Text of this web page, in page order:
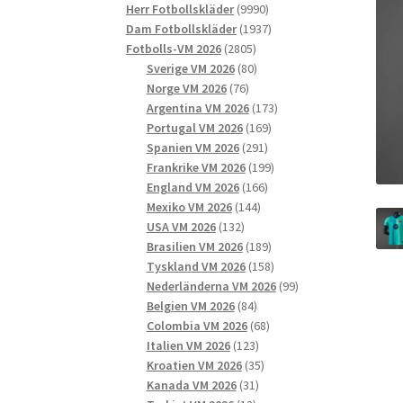
produkter
Herr Fotbollskläder 99909990
produkter
Dam Fotbollskläder 19371937
Fotbolls-VM 2026 28052805
produkter
Sverige VM 2026 8080
Norge VM 2026 7676
produkter
Argentina VM 2026 173173
Portugal VM 2026 169169
produkter
Spanien VM 2026 291291
produkter
Frankrike VM 2026 199199
England VM 2026 166166
Mexiko VM 2026 144144
USA VM 2026 132132
produkter
Brasilien VM 2026 189189
produkter
Tyskland VM 2026 158158
produkter
Nederländerna VM 2026 9999
Belgien VM 2026 8484
produkter
Colombia VM 2026 6868
Italien VM 2026 123123
produkter
Kroatien VM 2026 3535
Kanada VM 2026 3131